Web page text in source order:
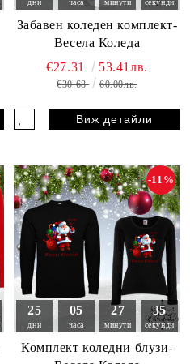
дни часа минути секунди
Забавен коледен комплект-
Весела Коледа
€27.31 53.41лв.
€30.68 60.00лв.
Виж детайли
25
дни
05
часа
27
минути
33
секунди
Комплект коледни блузи-
-11%